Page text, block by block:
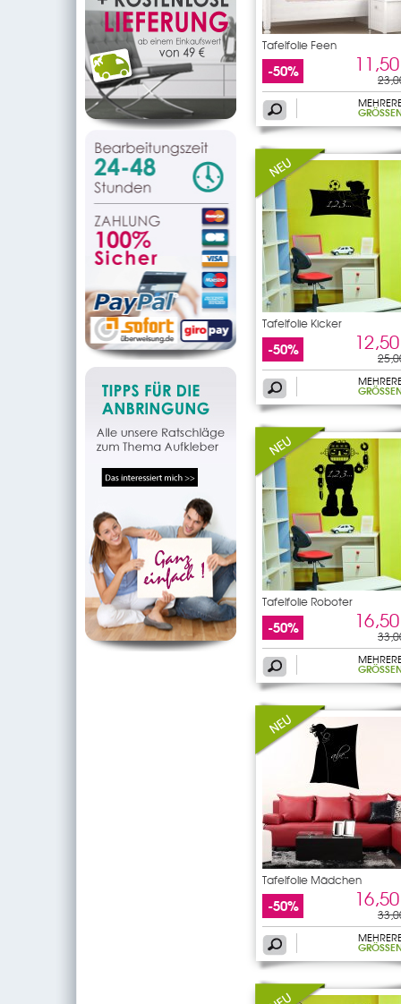
Tafelfolie Feen
-50%
GRÖSSEN
Tafelfolie Kicker
-50%
GRÖSSEN
Tafelfolie Roboter
-50%
GRÖSSEN
Tafelfolie Mädchen
-50%
GRÖSSEN